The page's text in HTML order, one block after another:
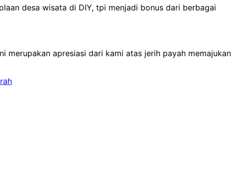
desa wisata di DIY, tpi menjadi bonus dari berbagai
merupakan apresiasi dari kami atas jerih payah memajukan